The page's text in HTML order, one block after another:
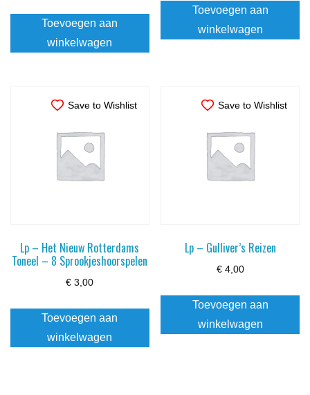
Toevoegen aan
winkelwagen
Toevoegen aan
winkelwagen
Save to Wishlist
Lp – Het Nieuw Rotterdams
Toneel – 8 Sprookjeshoorspelen
€ 3,00
Toevoegen aan
winkelwagen
Save to Wishlist
Lp – Gulliver’s Reizen
€4,00
Toevoegen aan
winkelwagen